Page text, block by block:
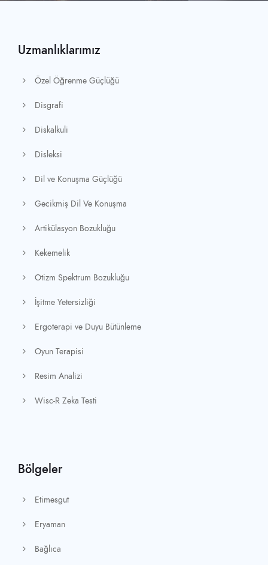
Uzmanlıklarımız
Özel Öğrenme Güçlüğü
Disgrafi
Diskalkuli
Disleksi
Dil ve Konuşma Güçlüğü
Gecikmiş Dil Ve Konuşma
Artikülasyon Bozukluğu
Kekemelik
Otizm Spektrum Bozukluğu
İşitme Yetersizliği
Ergoterapi ve Duyu Bütünleme
Oyun Terapisi
Resim Analizi
Wisc-R Zeka Testi
Bölgeler
Etimesgut
Eryaman
Bağlıca